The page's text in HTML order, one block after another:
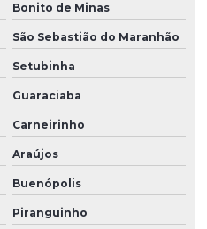
Bonito de Minas
São Sebastião do Maranhão
Setubinha
Guaraciaba
Carneirinho
Araújos
Buenópolis
Piranguinho